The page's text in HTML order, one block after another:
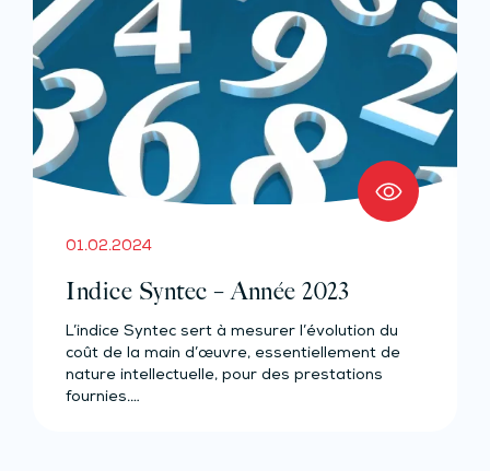
01.02.2024
Indice Syntec – Année 2023
L’indice Syntec sert à mesurer l’évolution du
coût de la main d’œuvre, essentiellement de
nature intellectuelle, pour des prestations
fournies.…